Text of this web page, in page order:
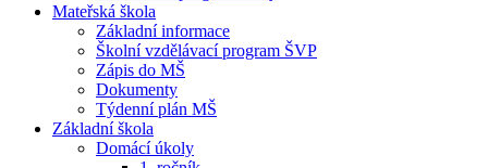
Mateřská škola
Základní informace
Školní vzdělávací program ŠVP
Zápis do MŠ
Dokumenty
Týdenní plán MŠ
Základní škola
Domácí úkoly